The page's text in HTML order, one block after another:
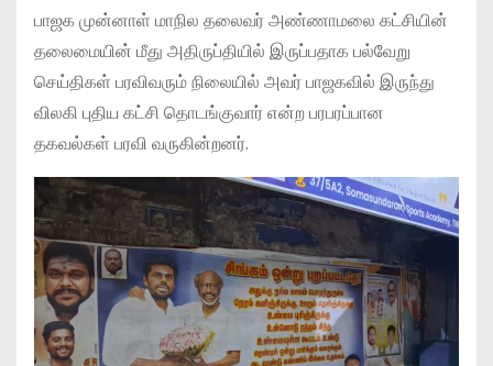
பாஜக முன்னாள் மாநில தலைவர் அண்ணாமலை கட்சியின்
தலைமையின் மீது அதிருப்தியில் இருப்பதாக பல்வேறு
செய்திகள் பரவிவரும் நிலையில் அவர் பாஜகவில் இருந்து
விலகி புதிய கட்சி தொடங்குவார் என்ற பரபரப்பான
தகவல்கள் பரவி வருகின்றனர்.